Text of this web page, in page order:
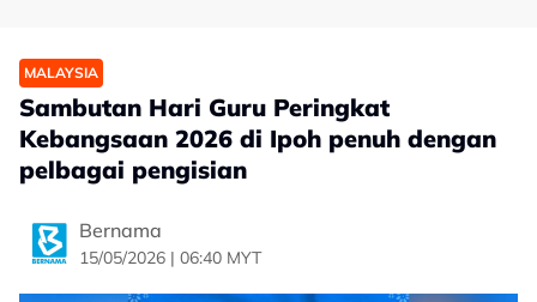
MALAYSIA
Sambutan Hari Guru Peringkat
Kebangsaan 2026 di Ipoh penuh dengan
pelbagai pengisian
Bernama
15/05/2026 | 06:40 MYT